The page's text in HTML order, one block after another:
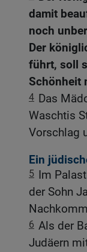
damit
noch
Der
führt, soll
Schönheit
4 Das
Waschtis
Vorschlag
Ein
5 Im
der Sohn
6 Als der
Judäern